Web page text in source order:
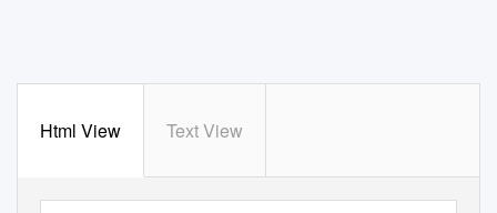
Html View Text View